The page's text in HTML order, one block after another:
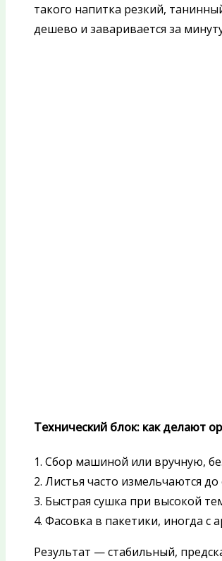
такого напитка резкий,
дешево и заваривается за
Технический блок: как делают
1. Сбор машиной или вручную,
2. Листья часто измельчаются
3. Быстрая сушка при высокой
4. Фасовка в пакетики, иногда с
Результат — стабильный,